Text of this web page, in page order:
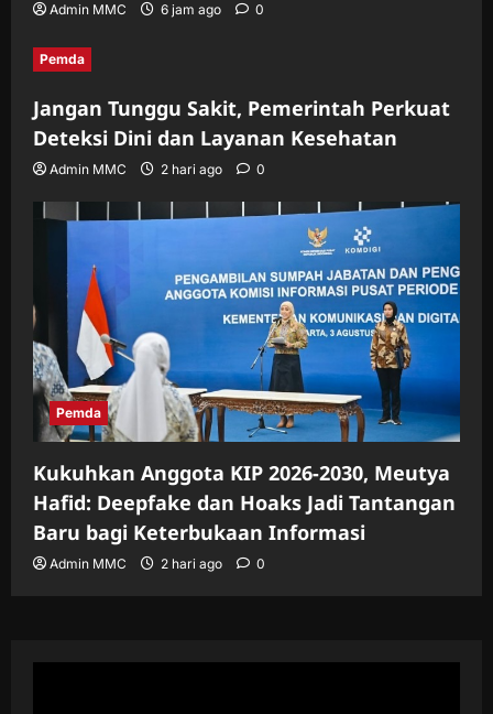
Admin MMC 6 jam ago 0
Pemda
Jangan Tunggu Sakit, Pemerintah Perkuat
Deteksi Dini dan Layanan Kesehatan
Admin MMC 2 hari ago 0
Pemda
Kukuhkan Anggota KIP 2026-2030, Meutya
Hafid: Deepfake dan Hoaks Jadi Tantangan
Baru bagi Keterbukaan Informasi
Admin MMC 2 hari ago 0